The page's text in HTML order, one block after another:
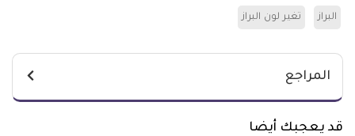
البراز تغير لون البراز
المراجع
قد يعجبك أيضا